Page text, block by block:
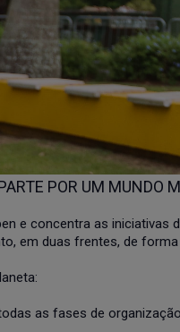
POR UM MUNDO
e concentra as
em duas frentes, de
as fases de